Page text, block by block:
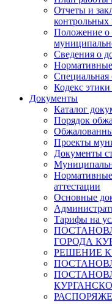
Отчеты и
контрольных
Положение о
Сведения о
Специальная
Кодекс
Документы
Каталог
Порядок
Проекты
Документы
аттестации
Основные
Тарифы на
ГОРОДА
РЕШЕНИЕ